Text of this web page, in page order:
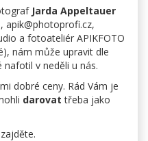
Jarda Appeltauer
apik@photoprofi.cz,
a fotoateliér APIKFOTO
nám může upravit dle
v neděli u nás.
dobré ceny. Rád Vám je
darovat třeba jako